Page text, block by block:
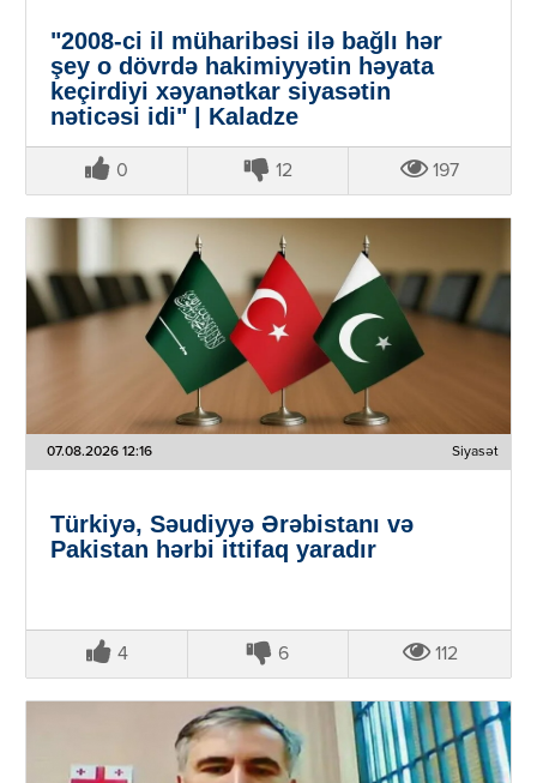
"2008-ci il müharibəsi ilə bağlı hər
şey o dövrdə hakimiyyətin həyata
keçirdiyi xəyanətkar siyasətin
nəticəsi idi" | Kaladze
0 12 197
07.08.2026 12:16 Siyasət
Türkiyə, Səudiyyə Ərəbistanı və
Pakistan hərbi ittifaq yaradır
4 6 112